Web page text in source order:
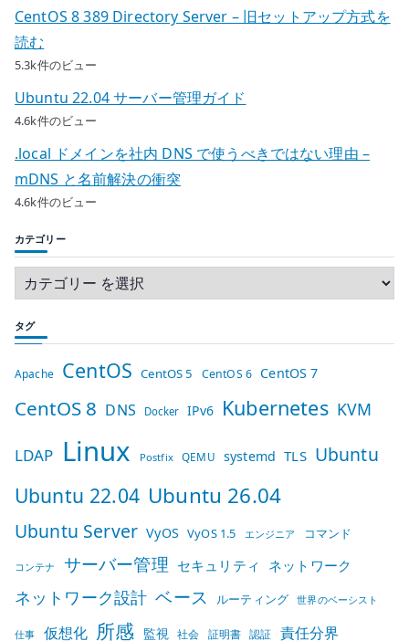
CentOS 8 389 Directory Server – 旧セットアップ方式を
読む
5.3k件のビュー
Ubuntu 22.04 サーバー管理ガイド
4.6k件のビュー
.local ドメインを社内 DNS で使うべきではない理由 –
mDNS と名前解決の衝突
4.6k件のビュー
カテゴリー
タグ
Apache CentOS CentOS 5 CentOS 6 CentOS 7
CentOS 8 DNS Docker IPv6 Kubernetes KVM
LDAP Linux Postfix QEMU systemd TLS Ubuntu
Ubuntu 22.04 Ubuntu 26.04
Ubuntu Server VyOS VyOS 1.5 エンジニア コマンド
コンテナ サーバー管理 セキュリティ ネットワーク
ネットワーク設計 ベース ルーティング 世界のベーシスト
仕事 仮想化 所感 監視 社会 証明書 認証 責任分界